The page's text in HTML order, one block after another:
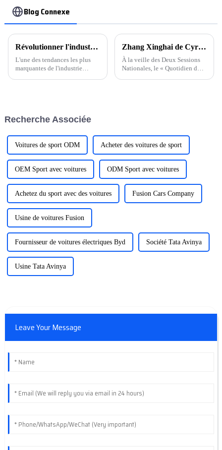
Blog Connexe
Révolutionner l'industrie automobile : l'avenir est là
L'une des tendances les plus
marquantes de l'industrie
engagement en faveur du
production de véhicules
électriques.
Zhang Xinghai de Cyrus Automobile : Les véhicules à énergie nouvelle doivent faire bon usage du « gouvernail et de la voile » de l'innovation technologique pour être de bons utilisateurs et des personnes attentionnées.
À la veille des Deux Sessions
Nationales, le « Quotidien du
Recherche Associée
Voitures de sport ODM Acheter des voitures de sport
OEM Sport avec voitures ODM Sport avec voitures
Achetez du sport avec des voitures Fusion Cars Company
Usine de voitures Fusion
Fournisseur de voitures électriques Byd Société Tata Avinya
Usine Tata Avinya
Leave Your Message